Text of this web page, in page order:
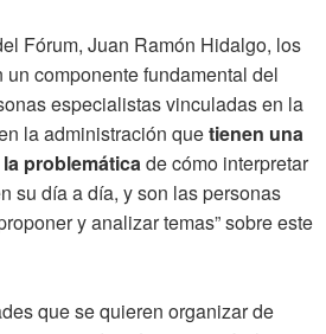
Fórum, Juan Ramón Hidalgo, los
componente fundamental del
especialistas vinculadas en la
la administración quetienen una
problemáticade cómo interpretar
su día a día, y son las personas
y analizar temas” sobre este
que se quieren organizar de